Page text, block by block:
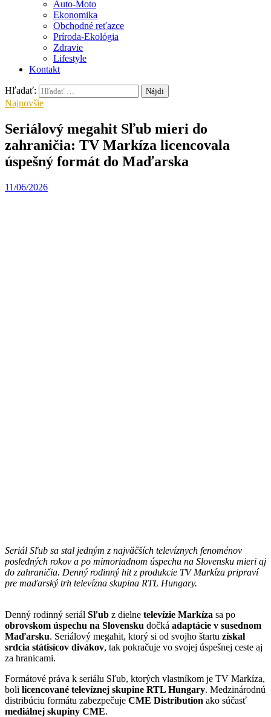
Auto-Moto
Ekonomika
Obchodné reťazce
Príroda-Ekológia
Zdravie
Lifestyle
Kontakt
Hľadať:
Najnovšie
Seriálový megahit Sľub mieri do
zahraničia: TV Markíza licencovala
úspešný formát do Maďarska
11/06/2026
Seriál Sľub sa stal jedným z najväčších televíznych fenoménov
posledných rokov a po mimoriadnom úspechu na Slovensku mieri aj
do zahraničia. Denný rodinný hit z produkcie TV Markíza pripraví
pre maďarský trh televízna skupina RTL Hungary.
Denný rodinný seriál Sľub z dielne televízie Markíza sa po
obrovskom úspechu na Slovensku dočká adaptácie v susednom
Maďarsku. Seriálový megahit, ktorý si od svojho štartu získal
srdcia státisícov divákov, tak pokračuje vo svojej úspešnej ceste aj
za hranicami.
Formátové práva k seriálu Sľub, ktorých vlastníkom je TV Markíza,
boli licencované televíznej skupine RTL Hungary. Medzinárodnú
distribúciu formátu zabezpečuje CME Distribution ako súčasť
mediálnej skupiny CME.